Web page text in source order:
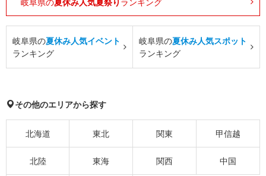
岐阜県の夏休み人気イベント
ランキング
岐阜県の夏休み人気スポット
ランキング
その他のエリアから探す
北海道 東北 関東 甲信越
北陸 東海 関西 中国